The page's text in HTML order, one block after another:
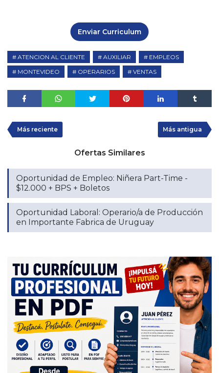
Enviar Curriculum
ATENCION AL CLIENTE AUXILIAR
EMPLEOS
MONTEVIDEO
OPERARIOS VENTAS
Más reciente Más antigua
Ofertas Similares
Oportunidad de Empleo: Niñera Part-Time -
$12.000 + BPS + Boletos
Oportunidad Laboral: Operario/a de Producción
en Importante Fabrica de Uruguay